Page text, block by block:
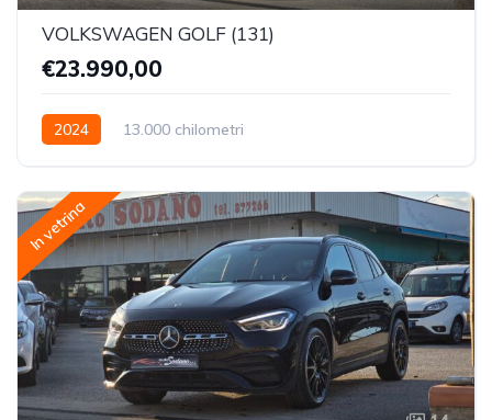
VOLKSWAGEN GOLF (131)
€23.990,00
2024 13.000 chilometri
In vetrina